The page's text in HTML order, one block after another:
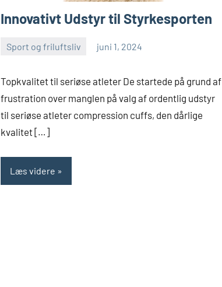
Innovativt Udstyr til Styrkesporten
Sport og friluftsliv juni 1, 2024
admin
Topkvalitet til seriøse atleter De startede på grund af
frustration over manglen på valg af ordentlig udstyr
til seriøse atleter compression cuffs, den dårlige
kvalitet […]
Læs videre